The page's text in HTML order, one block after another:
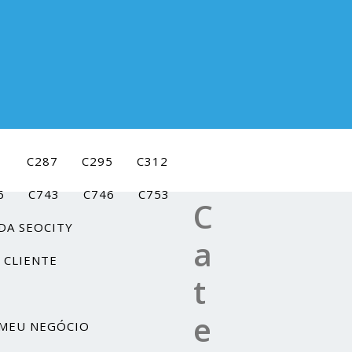
C287 C295 C312
C743 C746 C753
SEOCITY
NEGÓCIO
C
a
t
e